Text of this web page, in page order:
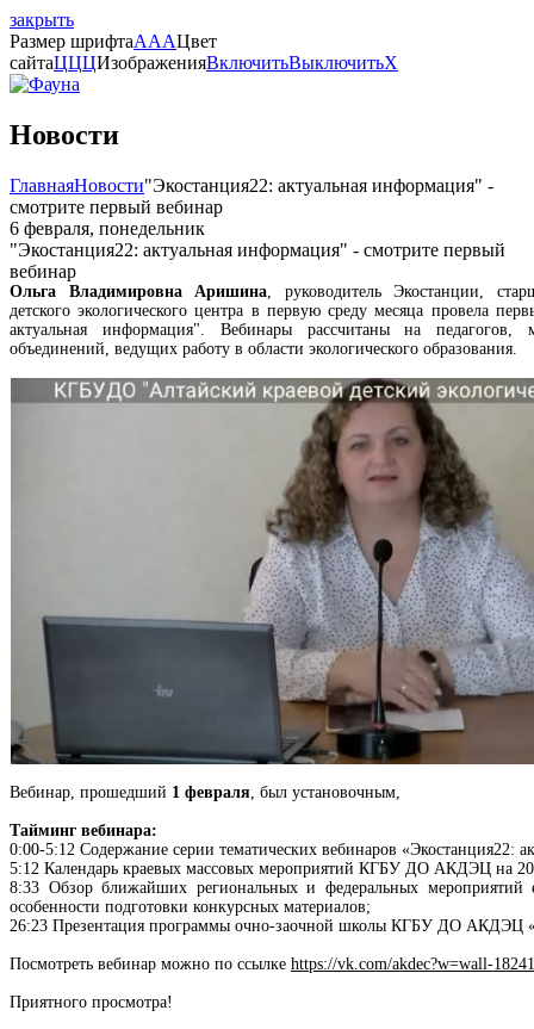
закрыть
Размер шрифтаAAAЦвет
сайтаЦЦЦИзображенияВключитьВыключитьX
Новости
ГлавнаяНовости"Экостанция22: актуальная информация" -
смотрите первый вебинар
6 февраля, понедельник
"Экостанция22: актуальная информация" - смотрите первый
вебинар
Ольга Владимировна Аришина , руководитель Экостанции,
детского экологического центра в первую среду месяца провела
актуальная информация". Вебинары рассчитаны на педагогов,
объединений, ведущих работу в области экологического образования.
Вебинар, прошедший 1 февраля , был установочным,
Тайминг вебинара:
0:00-5:12 Содержание серии тематических вебинаров «Экостанция22:
5:12 Календарь краевых массовых мероприятий КГБУ ДО АКДЭЦ на
8:33 Обзор ближайших региональных и федеральных мероприятий
особенности подготовки конкурсных материалов;
26:23 Презентация программы очно-заочной школы КГБУ ДО АКДЭЦ
Посмотреть вебинар можно по ссылке https://vk.com/akdec?w=wall-
Приятного просмотра!